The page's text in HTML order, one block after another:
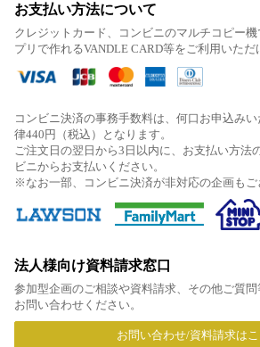
お支払い方法について
クレジットカード、コンビニのマルチコピー
プリで作れるVANDLE CARD等をご利用いただ
コンビニ決済の事務手数料は、何口お申込み
律440円（税込）となります。
ご注文日の翌日から3日以内に、お支払い方法
ビニからお支払いください。
※なお一部、コンビニ決済が非対応の企画もご
法人様向け資料請求窓口
参加型企画のご相談や資料請求、その他ご質
お問い合わせください。
お問い合わせ/資料請求は